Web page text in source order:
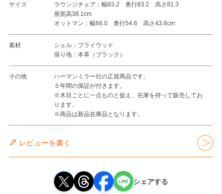
サイズ
ラウンジチェア：幅83.2 奥行83.2 高さ81.3
座面高38.1cm
オットマン：幅66.0 奥行54.6 高さ43.8cm
素材
シェル：プライウッド
張り地：本革（ブラック）
その他
ハーマンミラー社の正規商品です。
５年間の保証が付きます。
※木目ごとに一点ものと捉え、在庫を持って販売してお
ります。
※商品は新品在庫品となります。
レビューを書く
シェアする